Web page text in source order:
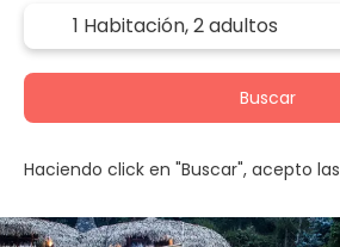
1 Habitación,2 adultos
Buscar
Haciendo click en "Buscar", acepto las